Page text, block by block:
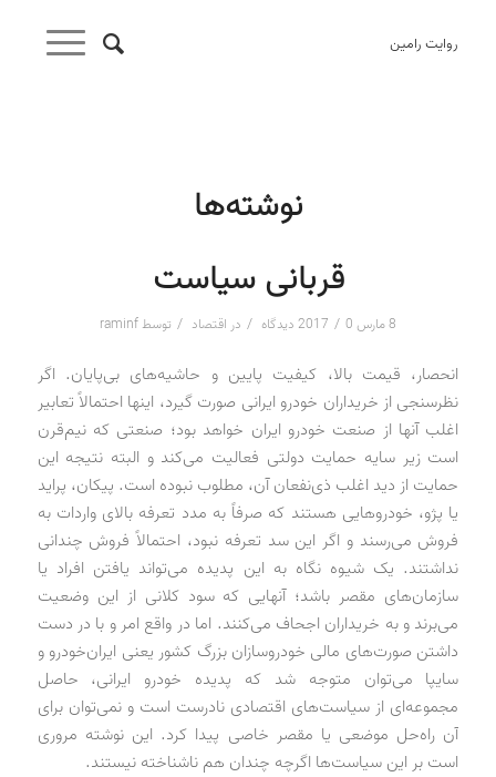
روایت رامین
نوشته‌ها
قربانی سیاست
8 مارس 2017 / 0 دیدگاه / در اقتصاد / توسط raminf
انحصار، قیمت بالا، کیفیت پایین و حاشیه‌های بی‌پایان. اگر
نظرسنجی از خریداران خودرو ایرانی صورت گیرد، اینها احتمالاً تعابیر
اغلب آنها از صنعت خودرو ایران خواهد بود؛ صنعتی که نیم‌قرن
است زیر سایه حمایت دولتی فعالیت می‌کند و البته نتیجه این
حمایت از دید اغلب ذی‌نفعان آن، مطلوب نبوده است. پیکان، پراید
یا پژو، خودروهایی هستند که صرفاً به مدد تعرفه بالای واردات به
فروش می‌رسند و اگر این سد تعرفه نبود، احتمالاً فروش چندانی
نداشتند. یک شیوه نگاه به این پدیده می‌تواند یافتن افراد یا
سازمان‌های مقصر باشد؛ آنهایی که سود کلانی از این وضعیت
می‌برند و به خریداران اجحاف می‌کنند. اما در واقع امر و با در دست
داشتن صورت‌های مالی خودروسازان بزرگ کشور یعنی ایران‌خودرو و
سایپا می‌توان متوجه شد که پدیده خودرو ایرانی، حاصل
مجموعه‌ای از سیاست‌های اقتصادی نادرست است و نمی‌توان برای
آن راه‌حل موضعی یا مقصر خاصی پیدا کرد. این نوشته مروری
است بر این سیاست‌ها اگرچه چندان هم ناشناخته نیستند.